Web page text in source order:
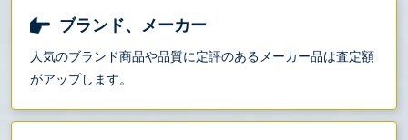
ブランド、メーカー
人気のブランド商品や品質に定評のあるメーカー品は査定額
がアップします。